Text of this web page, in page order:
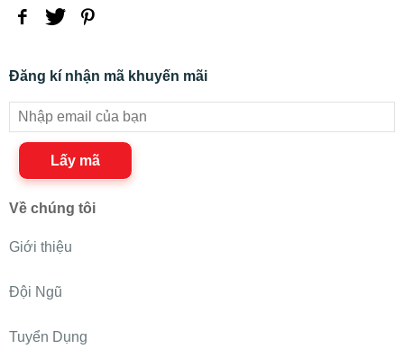
Đăng kí nhận mã khuyến mãi
Lấy mã
Về chúng tôi
Giới thiệu
Đội Ngũ
Tuyển Dụng